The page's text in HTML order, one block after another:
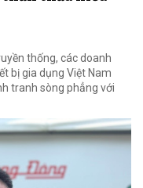
thống, các doanh
bị gia dụng Việt Nam
tranh sòng phẳng với